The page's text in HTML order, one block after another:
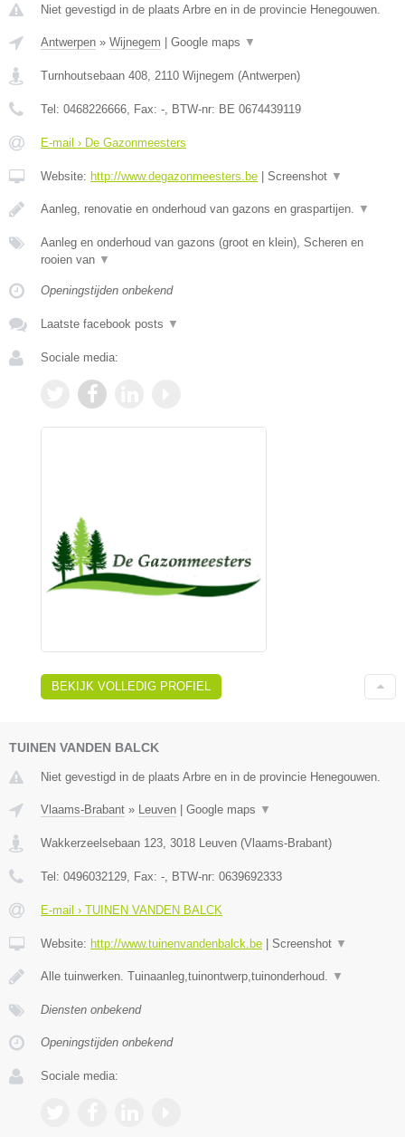
Niet gevestigd in de plaats Arbre en in de provincie Henegouwen.
Antwerpen » Wijnegem Google maps ▼
Turnhoutsebaan 408 2110 Wijnegem (Antwerpen)
Tel: 0468226666 , Fax: - , BTW-nr: BE 0674439119
E-mail › De Gazonmeesters
Website: http://www.degazonmeesters.be Screenshot ▼
Aanleg, renovatie en onderhoud van gazons en graspartijen. ▼
Aanleg en onderhoud van gazons (groot en klein), Scheren en
rooien van ▼
Openingstijden onbekend
Laatste facebook posts ▼
Sociale media:
BEKIJK VOLLEDIG PROFIEL
TUINEN VANDEN BALCK
Niet gevestigd in de plaats Arbre en in de provincie Henegouwen.
Vlaams-Brabant » Leuven Google maps ▼
Wakkerzeelsebaan 123 3018 Leuven (Vlaams-Brabant)
Tel: 0496032129 , Fax: - , BTW-nr: 0639692333
E-mail › TUINEN VANDEN BALCK
Website: http://www.tuinenvandenbalck.be Screenshot ▼
Alle tuinwerken. Tuinaanleg,tuinontwerp,tuinonderhoud. ▼
Diensten onbekend
Openingstijden onbekend
Sociale media: